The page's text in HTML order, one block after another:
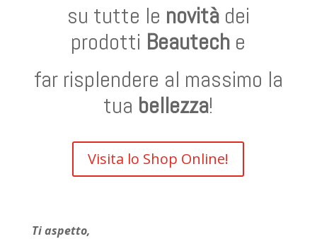
su tutte le novitàdei
prodotti Beautech e
far risplendere al massimo la
tua bellezza!
Visita lo Shop Online!
Ti aspetto,